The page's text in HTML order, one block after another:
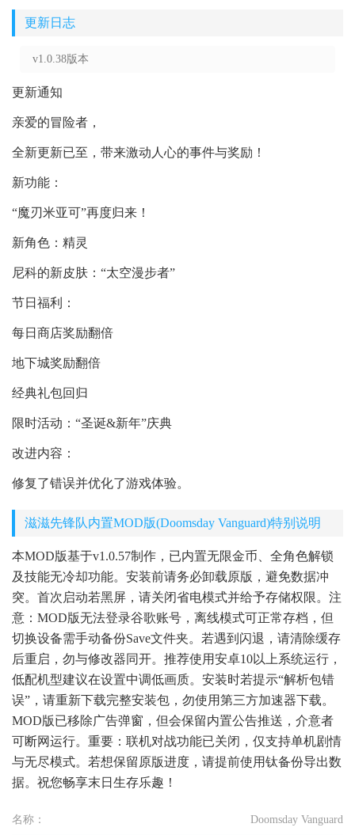
更新日志
v1.0.38版本
更新通知
亲爱的冒险者，
全新更新已至，带来激动人心的事件与奖励！
新功能：
“魔刃米亚可”再度归来！
新角色：精灵
尼科的新皮肤：“太空漫步者”
节日福利：
每日商店奖励翻倍
地下城奖励翻倍
经典礼包回归
限时活动：“圣诞&新年”庆典
改进内容：
修复了错误并优化了游戏体验。
滋滋先锋队内置MOD版(Doomsday Vanguard)特别说明
本MOD版基于v1.0.57制作，已内置无限金币、全角色解锁
及技能无冷却功能。安装前请务必卸载原版，避免数据冲
突。首次启动若黑屏，请关闭省电模式并给予存储权限。注
意：MOD版无法登录谷歌账号，离线模式可正常存档，但
切换设备需手动备份Save文件夹。若遇到闪退，请清除缓存
后重启，勿与修改器同开。推荐使用安卓10以上系统运行，
低配机型建议在设置中调低画质。安装时若提示“解析包错
误”，请重新下载完整安装包，勿使用第三方加速器下载。
MOD版已移除广告弹窗，但会保留内置公告推送，介意者
可断网运行。重要：联机对战功能已关闭，仅支持单机剧情
与无尽模式。若想保留原版进度，请提前使用钛备份导出数
据。祝您畅享末日生存乐趣！
名称： Doomsday Vanguard